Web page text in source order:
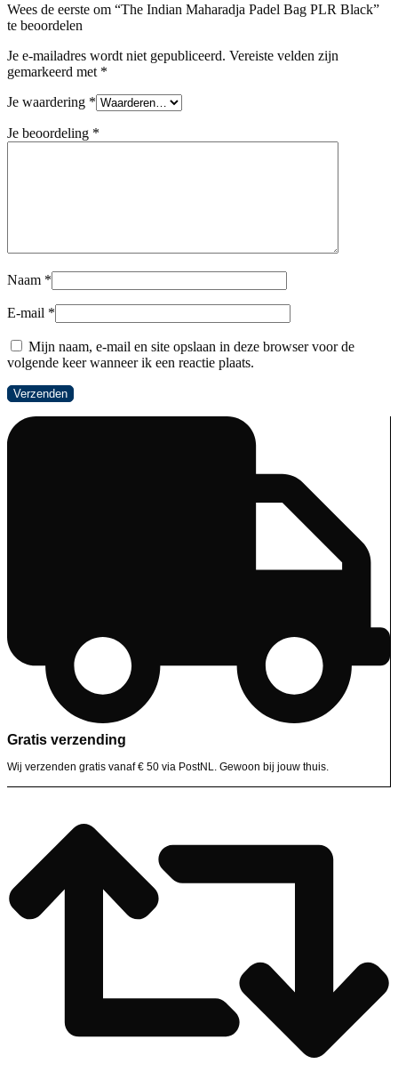
Wees de eerste om “The Indian Maharadja Padel Bag PLR Black”
te beoordelen
Je e-mailadres wordt niet gepubliceerd. Vereiste velden zijn
gemarkeerd met *
Je waardering *
Je beoordeling *
Naam *
E-mail *
Mijn naam, e-mail en site opslaan in deze browser voor de
volgende keer wanneer ik een reactie plaats.
Gratis verzending
Wij verzenden gratis vanaf € 50 via PostNL. Gewoon bij jouw thuis.